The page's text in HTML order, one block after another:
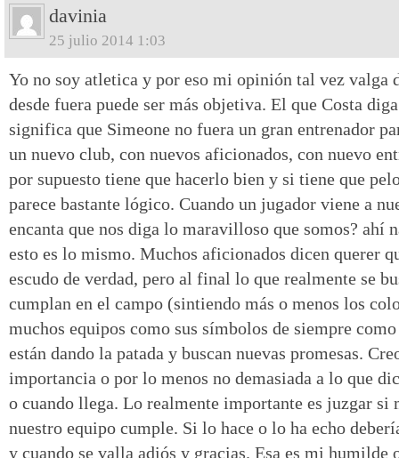
davinia
25 julio 2014 1:03
Yo no soy atletica y por eso mi opinión tal vez valga
desde fuera puede ser más objetiva. El que Costa
significa que Simeone no fuera un gran entrenador
un nuevo club, con nuevos aficionados, con nuevo
por supuesto tiene que hacerlo bien y si tiene que
parece bastante lógico. Cuando un jugador viene a
encanta que nos diga lo maravilloso que somos? ahí
esto es lo mismo. Muchos aficionados dicen querer
escudo de verdad, pero al final lo que realmente se
cumplan en el campo (sintiendo más o menos los
muchos equipos como sus símbolos de siempre
están dando la patada y buscan nuevas promesas.
importancia o por lo menos no demasiada a lo que
o cuando llega. Lo realmente importante es juzgar si
nuestro equipo cumple. Si lo hace o lo ha echo
y cuando se valla adiós y gracias. Esa es mi humilde